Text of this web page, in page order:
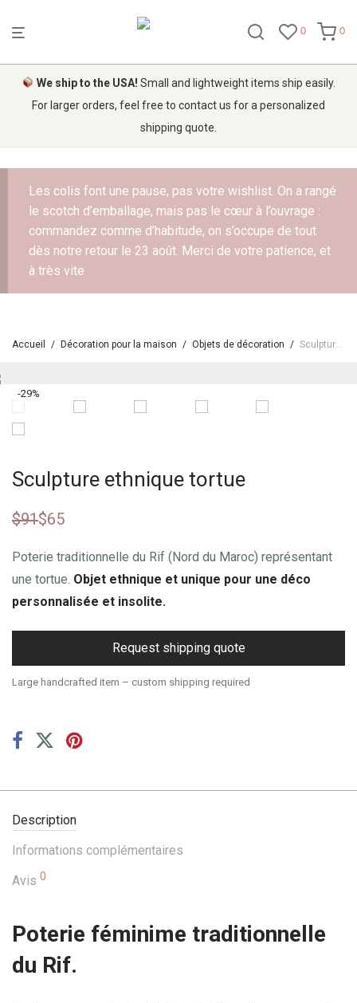
0 0
We ship to the USA! Small and lightweight items ship easily.
For larger orders, feel free to contact us for a personalized
shipping quote.
Les colis font une pause, pas votre wishlist. On a rangé
le scotch d’emballage, mais pas le cœur à l’ouvrage :
commandez comme d’habitude, on s’occupe de tout
dès notre retour le 23 août. Merci de votre patience, et
à très vite
Accueil / Décoration pour la maison / Objets de décoration / Sculpture ethnique tortue
-29%
Sculpture ethnique tortue
$91$65
Poterie traditionnelle du Rif (Nord du Maroc) représentant
une tortue. Objet ethnique et unique pour une déco
personnalisée et insolite.
Request shipping quote
Large handcrafted item – custom shipping required
Description
Informations complémentaires
Avis 0
Poterie féminime traditionnelle
du Rif.